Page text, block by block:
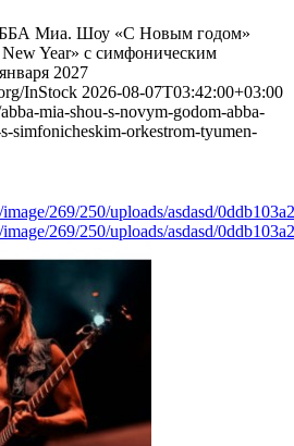
Миа. Шоу «С Новым годом»
Year» с симфоническим
2027
InStock 2026-08-07T03:42:00+03:00
mia-shou-s-novym-godom-abba-
simfonicheskim-orkestrom-tyumen-
269/250/uploads/asdasd/
269/250/uploads/asdasd/